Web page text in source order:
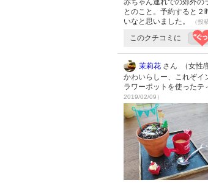
赤ちゃん連れでの郊外の
とのこと。予約すると
いなと思いました。
（
このクチコミに
茉莉花 さん （女性/
かわいらしー、これぞイ
ラワーポットを使ったテ
2019/02/09）